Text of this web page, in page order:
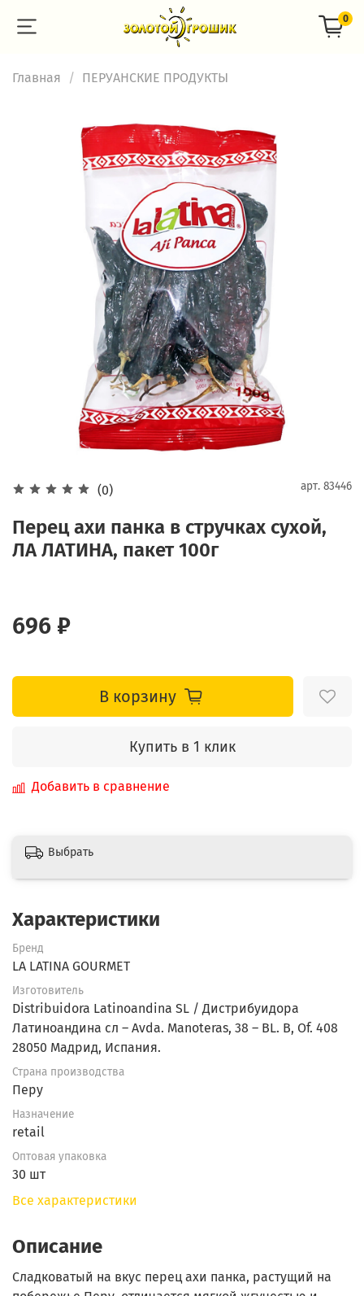
0
Главная ПЕРУАНСКИЕ ПРОДУКТЫ
(0) арт. 83446
Перец ахи панка в стручках сухой,
ЛА ЛАТИНА, пакет 100г
696 ₽
В корзину
Купить в 1 клик
Добавить в сравнение
Выбрать
Характеристики
Бренд
LA LATINA GOURMET
Изготовитель
Distribuidora Latinoandina SL / Дистрибуидора
Латиноандина сл – Avda. Manoteras, 38 – BL. B, Of. 408
28050 Мадрид, Испания.
Страна производства
Перу
Назначение
retail
Оптовая упаковка
30 шт
Все характеристики
Описание
Сладковатый на вкус перец ахи панка, растущий на